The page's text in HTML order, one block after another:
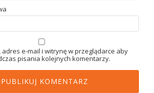
e-mail i witrynę w przeglądarce aby
pisania kolejnych komentarzy.